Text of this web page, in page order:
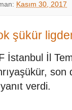
Kasım 30, 2017
şükür
İstanbul İl
son
verdi.